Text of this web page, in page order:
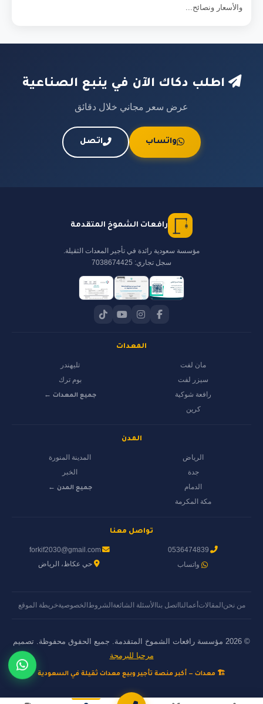
والأسعار ونصائح...
اطلب دكاك الآن في ينبع الصناعية
عرض سعر مجاني خلال دقائق
واتساب اتصل
رافعات الشموخ المتقدمة
مؤسسة سعودية رائدة في تأجير المعدات الثقيلة.
سجل تجاري: 7038674425
المعدات
مان لفت
سيزر لفت
رافعة شوكية
كرين
تليهندر
بوم ترك
جميع المعدات ←
المدن
الرياض
جدة
الدمام
مكة المكرمة
المدينة المنورة
الخبر
جميع المدن ←
تواصل معنا
0536474839
واتساب
forkif2030@gmail.com
حي عكاظ، الرياض
من نحن المقالات أعمالنا اتصل بنا الأسئلة الشائعة الشروط الخصوصيةخريطة الموقع
© 2026 مؤسسة رافعات الشموخ المتقدمة. جميع الحقوق محفوظة. تصميم
مرحبا للبرمجة
🏗️ معدات — أكبر منصة تأجير وبيع معدات ثقيلة في السعودية